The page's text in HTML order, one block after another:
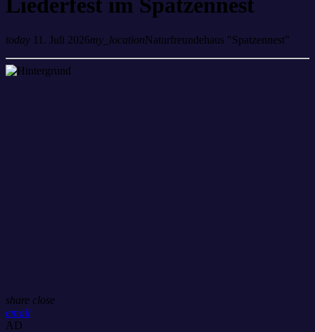
Liederfest im Spatzennest
today 11. Juli 2026my_locationNaturfreundehaus "Spatzennest"
share close
email
AD